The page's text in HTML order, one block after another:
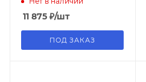
11 875 ₽/шт
ПОД ЗАКАЗ